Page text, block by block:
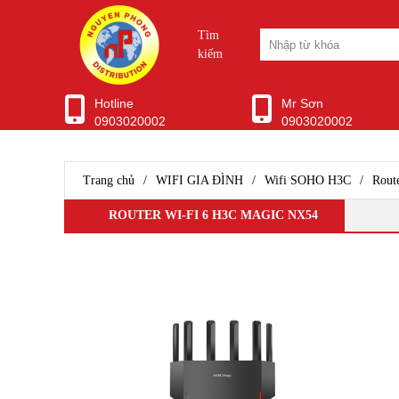
Tìm
kiếm
Hotline
0903020002
Mr Sơn
0903020002
WIfi SMB H3C
Trang chủ / WIFI GIA ĐÌNH / Wifi SOHO H3C /
ROUTER WI-FI 6 H3C MAGIC NX54